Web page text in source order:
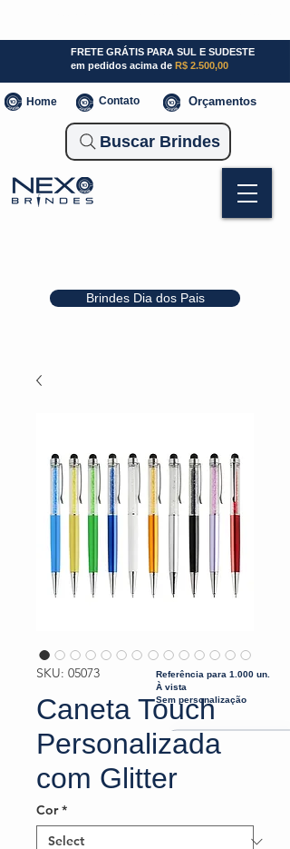
Brindes Dia dos Pais
FRETE GRÁTIS PARA SUL E SUDESTE
em pedidos acima de R$ 2.500,00
Home Contato Orçamentos
Buscar Brindes
SKU: 05073
Caneta Touch
Personalizada
com Glitter
Cor *
Referência para 1.000 un.
À vista
Sem personalização